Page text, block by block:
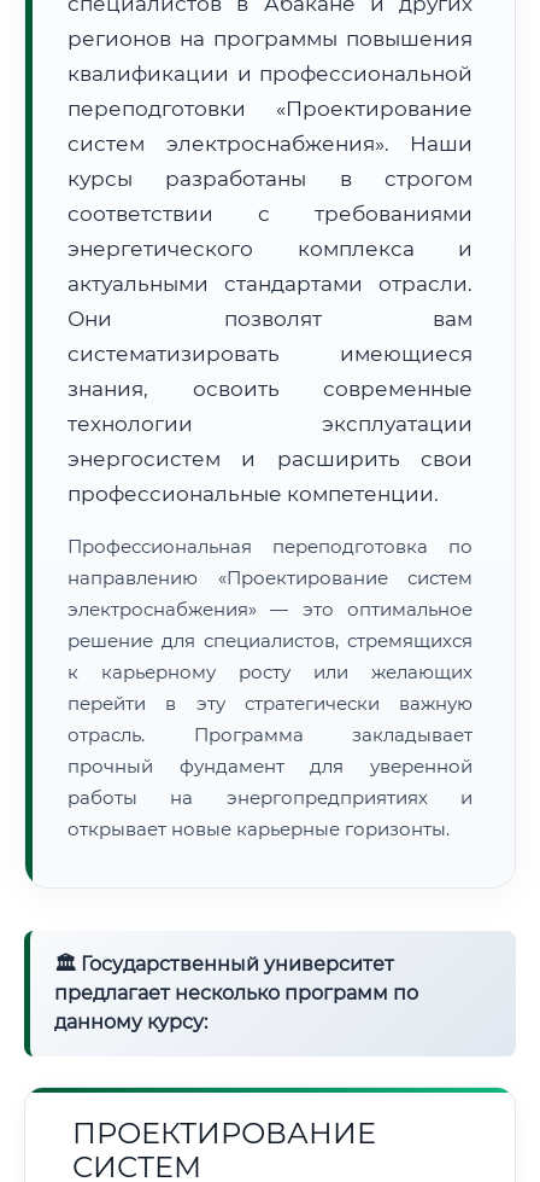
Расчет логистики оригиналов:
• Маршрут транзита:~569 км
1–2 рабочих дня
📜 Документы и аккредитация
регионов на программы повышения
квалификации и профессиональной
переподготовки «Проектирование
систем электроснабжения». Наши
курсы разработаны в строгом
соответствии с требованиями
энергетического комплекса и
актуальными стандартами отрасли.
Они позволят вам
систематизировать имеющиеся
знания, освоить современные
технологии эксплуатации
энергосистем и расширить свои
профессиональные компетенции.
Профессиональная переподготовка по
направлению «Проектирование систем
электроснабжения» — это оптимальное
решение для специалистов, стремящихся
к карьерному росту или желающих
перейти в эту стратегически важную
отрасль. Программа закладывает
прочный фундамент для уверенной
работы на энергопредприятиях и
открывает новые карьерные горизонты.
🏛 Государственный университет
предлагает несколько программ по
данному курсу:
ПРОЕКТИРОВАНИЕ
СИСТЕМ